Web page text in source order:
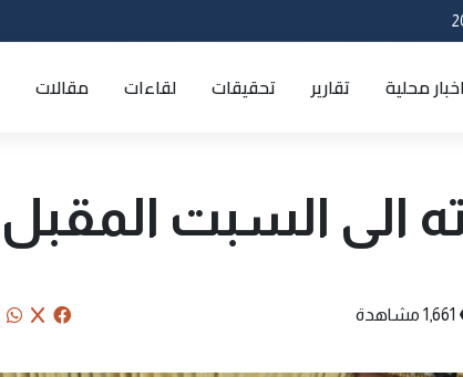
اخبار محلية تقارير تحقيقات لقاءات مقالات
الى السبت المقبل
1,661 مشاهدة